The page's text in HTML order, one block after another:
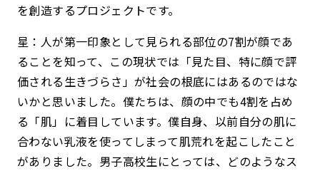
を創造するプロジェクトです。
星：人が第一印象として見られる部位の7割が顔であ
ることを知って、この現状では「見た目、特に顔で評
価される生きづらさ」が社会の根底にはあるのではな
いかと思いました。僕たちは、顔の中でも4割を占め
る「肌」に着目しています。僕自身、以前自分の肌に
合わない乳液を使ってしまって肌荒れを起こしたこと
がありました。男子高校生にとっては、どのようなス